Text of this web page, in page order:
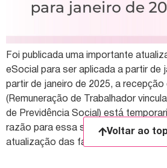
Foi publicada uma importante
eSocial para ser aplicada a partir de
partir de janeiro de 2025, a
(Remuneração de Trabalhador
de Previdência Social) está
razão para essa suspensão é a
atualização das faixas salariais que
Voltar ao